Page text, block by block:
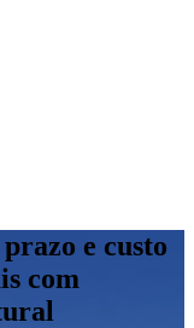
e custo
com